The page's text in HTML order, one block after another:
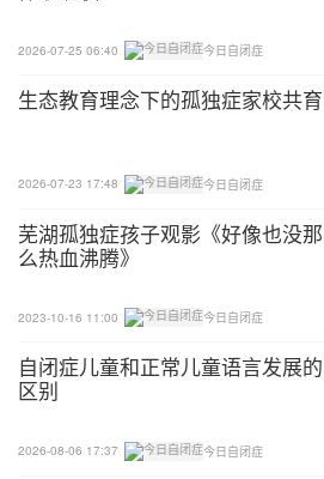
2026-07-25 06:40 今日自闭症
生态教育理念下的孤独症家校共育
2026-07-23 17:48 今日自闭症
芜湖孤独症孩子观影《好像也没那
么热血沸腾》
2023-10-16 11:00 今日自闭症
自闭症儿童和正常儿童语言发展的
区别
2026-08-06 17:37 今日自闭症